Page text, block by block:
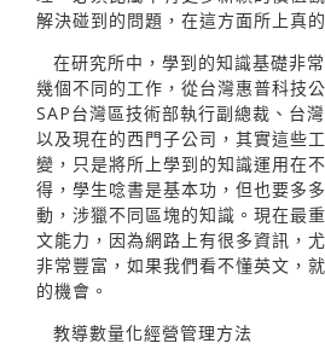
解決碰到的問題，在這方面所上真
在研究所中，學到的知識基礎非
幾個不同的工作，從台灣惠普科技
SAP台灣區技術部執行副總裁、台
以及現在的西門子公司，其實這些
變，只是將所上學到的知識運用在
得，學生唸書是基本功，但也要多
動，涉獵不同區塊的知識。現在最
文能力，因為網路上有很多資訊，
非常豐富，如果我們看不懂英文，
的機會。
教導數量化經營管理方法